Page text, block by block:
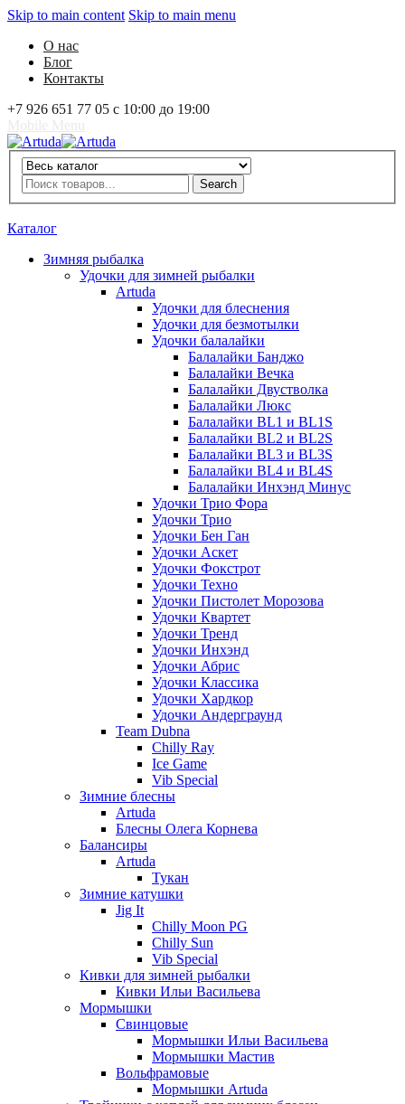
Skip to main content Skip to main menu
О нас
Блог
Контакты
+7 926 651 77 05 с 10:00 до 19:00
Artuda
Search
Search
Каталог
Зимняя рыбалка
Удочки для зимней рыбалки
Artuda
Удочки для блеснения
Удочки для безмотылки
Удочки балалайки
Балалайки Банджо
Балалайки Вечка
Балалайки Двустволка
Балалайки Люкс
Балалайки BL1 и BL1S
Балалайки BL2 и BL2S
Балалайки BL3 и BL3S
Балалайки BL4 и BL4S
Балалайки Инхэнд Минус
Удочки Трио Фора
Удочки Трио
Удочки Бен Ган
Удочки Аскет
Удочки Фокстрот
Удочки Техно
Удочки Пистолет Морозова
Удочки Квартет
Удочки Тренд
Удочки Инхэнд
Удочки Абрис
Удочки Классика
Удочки Хардкор
Удочки Андерграунд
Team Dubna
Chilly Ray
Ice Game
Vib Special
Зимние блесны
Artuda
Блесны Олега Корнева
Балансиры
Artuda
Тукан
Зимние катушки
Jig It
Chilly Moon PG
Chilly Sun
Vib Special
Кивки для зимней рыбалки
Кивки Ильи Васильева
Мормышки
Свинцовые
Мормышки Ильи Васильева
Мормышки Мастив
Вольфрамовые
Мормышки Artuda